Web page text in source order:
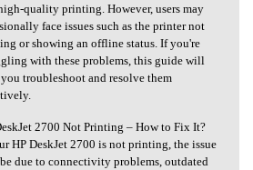
quality printing. However, users may
face issues such as the printer not
or showing an offline status. If you're
with these problems, this guide will
troubleshoot and resolve them
2700 Not Printing – How to Fix It?
HP DeskJet 2700 is not printing, the issue
due to connectivity problems, outdated